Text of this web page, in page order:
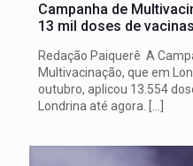
Campanha de
13 mil doses de
Redação Paiquerê A
Multivacinação, que em
outubro, aplicou 13.554
Londrina até agora.